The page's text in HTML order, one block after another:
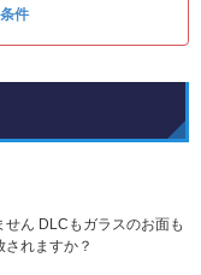
件
ん DLCもガラスのお面も
れますか？